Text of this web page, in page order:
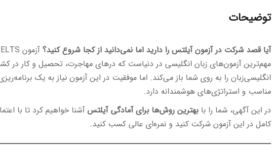
توضیحات
آیا قصد شرکت در آزمون آیلتس را دارید اما نمی‌دانید از کجا شروع کنید؟
مهم‌ترین آزمون‌های زبان انگلیسی در دنیاست که درهای مهاجرت، تحصیل و کار در
انگلیسی‌زبان را به روی شما باز می‌کند. اما موفقیت در این آزمون نیاز به یک
مناسب و استراتژی‌های هوشمندانه دارد.
در این آگهی، شما را با بهترین روش‌ها برای آمادگی آیلتس آشنا خواهیم کرد تا با
کامل در این آزمون شرکت کنید و نمره‌ای عالی کسب کنید.